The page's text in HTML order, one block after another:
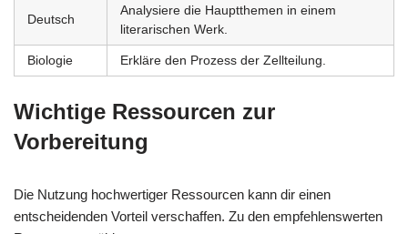
Deutsch
Analysiere die Hauptthemen in einem
literarischen Werk.
Biologie Erkläre den Prozess der Zellteilung.
Wichtige Ressourcen zur
Vorbereitung
Die Nutzung hochwertiger Ressourcen kann dir einen
entscheidenden Vorteil verschaffen. Zu den empfehlenswerten